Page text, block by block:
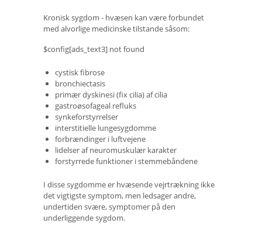
Kronisk sygdom - hvæsen kan være forbundet
med alvorlige medicinske tilstande såsom:
$config[ads_text3] not found
cystisk fibrose
bronchiectasis
primær dyskinesi (fix cilia) af cilia
gastroøsofageal refluks
synkeforstyrrelser
interstitielle lungesygdomme
forbrændinger i luftvejene
lidelser af neuromuskulær karakter
forstyrrede funktioner i stemmebåndene
I disse sygdomme er hvæsende vejrtrækning ikke
det vigtigste symptom, men ledsager andre,
undertiden svære, symptomer på den
underliggende sygdom.